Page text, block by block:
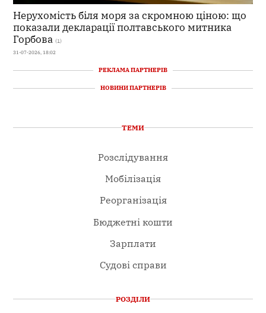
Нерухомість біля моря за скромною ціною: що
показали декларації полтавського митника
Горбова (1)
31-07-2026, 18:02
РЕКЛАМА ПАРТНЕРІВ
НОВИНИ ПАРТНЕРІВ
ТЕМИ
Розслідування
Мобілізація
Реорганізація
Бюджетні кошти
Зарплати
Судові справи
РОЗДІЛИ